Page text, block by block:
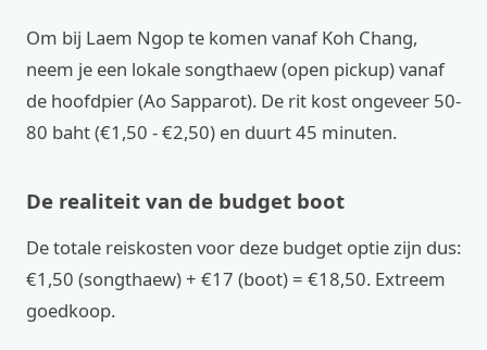
Om bij Laem Ngop te komen vanaf Koh Chang,
neem je een lokale songthaew (open pickup) vanaf
de hoofdpier (Ao Sapparot). De rit kost ongeveer 50-
80 baht (€1,50 - €2,50) en duurt 45 minuten.
De realiteit van de budget boot
De totale reiskosten voor deze budget optie zijn dus:
€1,50 (songthaew) + €17 (boot) = €18,50. Extreem
goedkoop.